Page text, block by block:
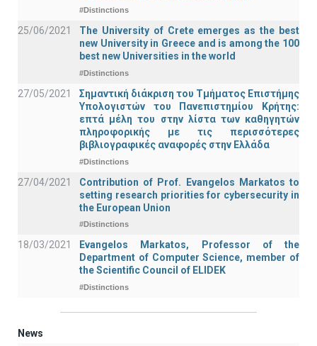
#Distinctions
25/06/2021
The University of Crete emerges as the best
new University in Greece and is among the 100
best new Universities in the world
#Distinctions
27/05/2021
Σημαντική διάκριση του Τμήματος Επιστήμης
Υπολογιστών του Πανεπιστημίου Κρήτης:
επτά μέλη του στην λίστα των καθηγητών
πληροφορικής με τις περισσότερες
βιβλιογραφικές αναφορές στην Ελλάδα
#Distinctions
27/04/2021
Contribution of Prof. Evangelos Markatos to
setting research priorities for cybersecurity in
the European Union
#Distinctions
18/03/2021
Evangelos Markatos, Professor of the
Department of Computer Science, member of
the Scientific Council of ELIDEK
#Distinctions
News